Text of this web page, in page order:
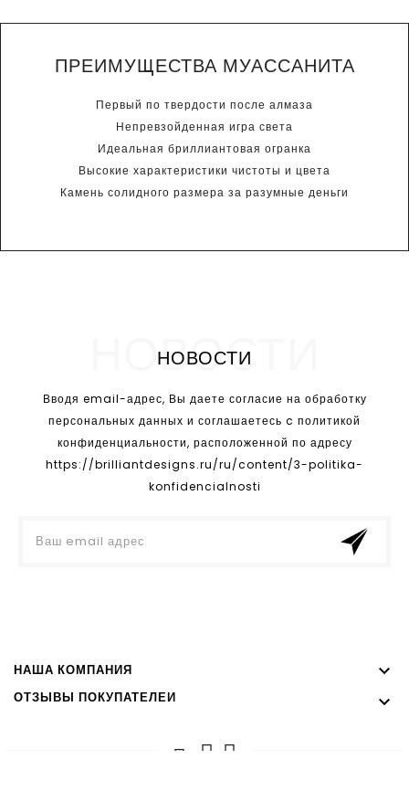
ПРЕИМУЩЕСТВА МУАССАНИТА
Первый по твердости после алмаза
Непревзойденная игра света
Идеальная бриллиантовая огранка
Высокие характеристики чистоты и цвета
Камень солидного размера за разумные деньги
НОВОСТИ
НОВОСТИ
Вводя email-адрес, Вы даете согласие на обработку
персональных данных и соглашаетесь c политикой
конфиденциальности, расположенной по адресу
https://brilliantdesigns.ru/ru/content/3-politika-
konfidencialnosti
НАША КОМПАНИЯ 
ОТЗЫВЫ ПОКУПАТЕЛЕЙ 